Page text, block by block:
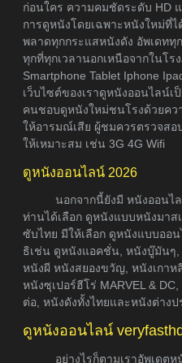
ก่อนใคร ความคมชัดระดับ HD
การดูหนังโดยเฉพาะหนังใหม่ที่
พลาดทุกกระแสหนังดัง อัพเดททุ
ทุกที่ทุกเวลานอกเหนือจากในโ
Smartphone Tablet Iphone
เว็บไซต์ของเราดูหนังออนไลน์
คนชอบดูหนังใหม่ชนโรงด้วยคว
ให้อารมณ์เสีย ผู้ชมควรตรวจสอ
ให้เหมาะสม เช่น 3G 4G Wifi
ดูหนังออนไลน์ 2026
นอกจากนี้ยังมี หนังออนไ
ท่านได้เลือก ดูหนังแบบหนังมาส
ซับไทย มีให้เลือก ดูหนังแบบออ
ธิเช่น ดูหนังแอคชั่น, หนังบู๊มันๆ,
หนังผี หนังสยองขวัญ, หนังเกา
หนังซุเปอร์ฮีโร่ MARVEL &
ต่อ, หนังดังทั้งไทยและหนังต่างป
ดูหนังออนไลน์
อย่างไรก็ตามเราอัพเดต